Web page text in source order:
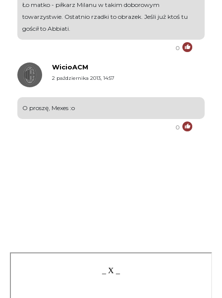
Ło matko - piłkarz Milanu w takim doborowym
towarzystwie. Ostatnio rzadki to obrazek. Jeśli już ktoś tu
gościł to Abbiati.
0
WicioACM
2 października 2013, 14:57
O proszę, Mexes :o
0